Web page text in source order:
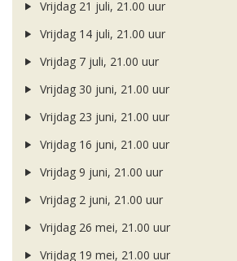
Vrijdag 21 juli, 21.00 uur
Vrijdag 14 juli, 21.00 uur
Vrijdag 7 juli, 21.00 uur
Vrijdag 30 juni, 21.00 uur
Vrijdag 23 juni, 21.00 uur
Vrijdag 16 juni, 21.00 uur
Vrijdag 9 juni, 21.00 uur
Vrijdag 2 juni, 21.00 uur
Vrijdag 26 mei, 21.00 uur
Vrijdag 19 mei, 21.00 uur